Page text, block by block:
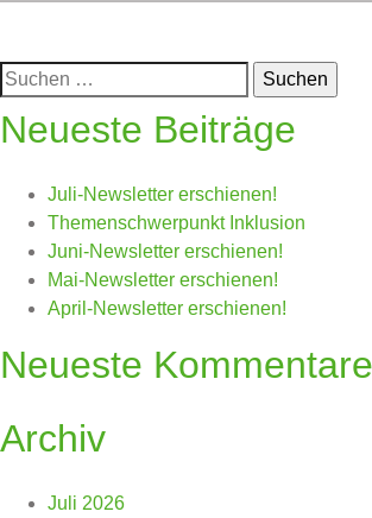
Suchen
nach:
Neueste Beiträge
Juli-Newsletter erschienen!
Themenschwerpunkt Inklusion
Juni-Newsletter erschienen!
Mai-Newsletter erschienen!
April-Newsletter erschienen!
Neueste Kommentare
Archiv
Juli 2026